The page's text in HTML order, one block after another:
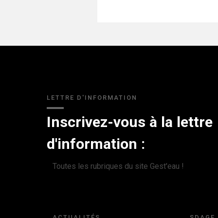
LETTRE D'INFORMATION
Inscrivez-vous à la lettre
d'information :
Toutes les rubriques du site Gest'eau !